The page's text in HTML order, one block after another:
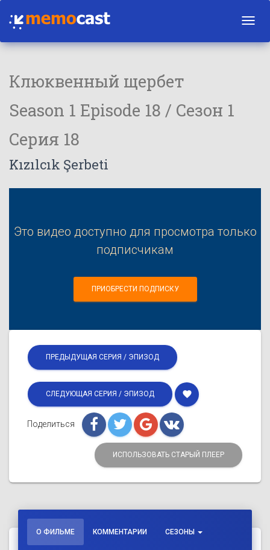
Клюквенный щербет
Season 1 Episode 18 / Сезон 1
Серия 18
Kızılcık Şerbeti
Это видео доступно для просмотра только
подписчикам
ПРИОБРЕСТИ ПОДПИСКУ
ПРЕДЫДУЩАЯ СЕРИЯ / ЭПИЗОД
СЛЕДУЮЩАЯ СЕРИЯ / ЭПИЗОД favorite
Поделиться
ИСПОЛЬЗОВАТЬ СТАРЫЙ ПЛЕЕР
О ФИЛЬМЕ КОММЕНТАРИИ СЕЗОНЫ